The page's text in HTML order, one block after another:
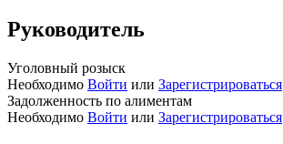
Руководитель
Уголовный розыск
Необходимо Войти или Зарегистрироваться
Задолженность по алиментам
Необходимо Войти или Зарегистрироваться